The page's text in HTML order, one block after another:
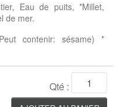
Eau de puits, *Millet,
de mer.
contenir: sésame) *
Qté :